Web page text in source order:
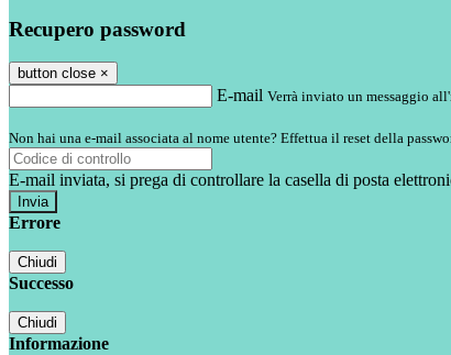
Recupero password
button close ×
E-mail Verrà inviato un messaggio
Non hai una e-mail associata al nome utente? Effettua il reset della
E-mail inviata, si prega di controllare la casella di posta
Errore
Chiudi
Successo
Chiudi
Informazione